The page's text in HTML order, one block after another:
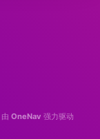
由 OneNav 强力驱动